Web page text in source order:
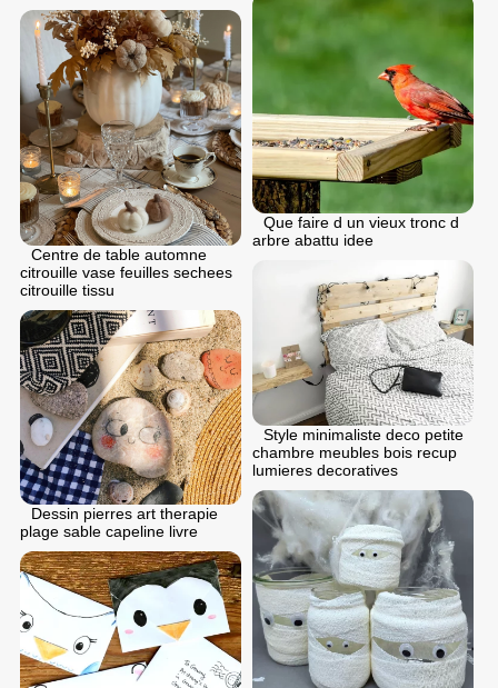
Que faire d un vieux tronc d
arbre abattu idee
Centre de table automne
citrouille vase feuilles sechees
citrouille tissu
Style minimaliste deco petite
chambre meubles bois recup
lumieres decoratives
Dessin pierres art therapie
plage sable capeline livre